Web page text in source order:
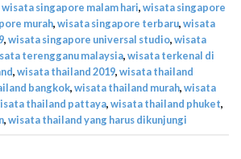
wisata singapore malam hari,wisata singapore
murah,wisata singapore terbaru,wisata
,wisata singapore universal studio,wisata
terengganu malaysia,wisata terkenal di
,wisata thailand 2019,wisata thailand
bangkok,wisata thailand murah,wisata
thailand pattaya,wisata thailand phuket,
,wisata thailand yang harus dikunjungi